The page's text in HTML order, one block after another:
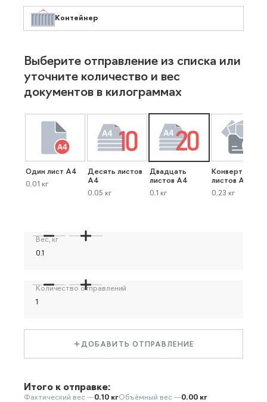
Контейнер
Выберите отправление из списка или
уточните количество и вес
документов в килограммах
Один лист А4
0.01 кг
Десять листов
А4
0.05 кг
Двадцать
листов А4
0.1 кг
Конверт до 40
листов А4
0.23 кг
Вес, кг
Количество отправлений
ДОБАВИТЬ ОТПРАВЛЕНИЕ
Итого к отправке:
Фактический вес —0.10 кгОбъёмный вес —0.00 кг